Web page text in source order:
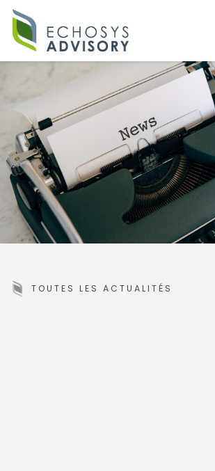
TOUTES LES ACTUALITÉS